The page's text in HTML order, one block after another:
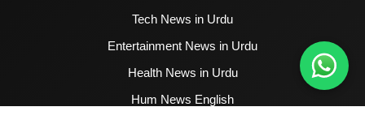
Tech News in Urdu
Entertainment News in Urdu
Health News in Urdu
Hum News English